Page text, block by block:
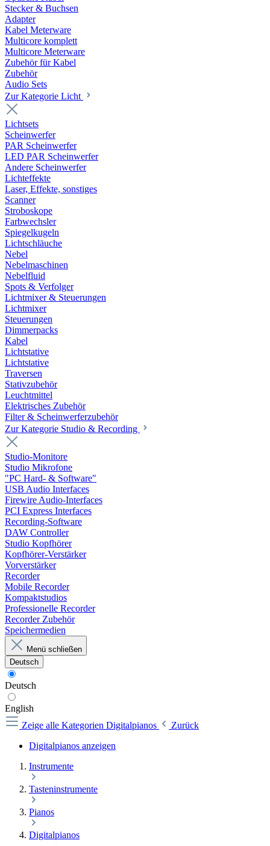
Stecker & Buchsen
Adapter
Kabel Meterware
Multicore komplett
Multicore Meterware
Zubehör für Kabel
Zubehör
Audio Sets
Zur Kategorie Licht
Lichtsets
Scheinwerfer
PAR Scheinwerfer
LED PAR Scheinwerfer
Andere Scheinwerfer
Lichteffekte
Laser, Effekte, sonstiges
Scanner
Stroboskope
Farbwechsler
Spiegelkugeln
Lichtschläuche
Nebel
Nebelmaschinen
Nebelfluid
Spots & Verfolger
Lichtmixer & Steuerungen
Lichtmixer
Steuerungen
Dimmerpacks
Kabel
Lichtstative
Lichtstative
Traversen
Stativzubehör
Leuchtmittel
Elektrisches Zubehör
Filter & Scheinwerferzubehör
Zur Kategorie Studio & Recording
Studio-Monitore
Studio Mikrofone
"PC Hard- & Software"
USB Audio Interfaces
Firewire Audio-Interfaces
PCI Express Interfaces
Recording-Software
DAW Controller
Studio Kopfhörer
Kopfhörer-Verstärker
Vorverstärker
Recorder
Mobile Recorder
Kompaktstudios
Professionelle Recorder
Recorder Zubehör
Speichermedien
Menü schließen
Deutsch
Deutsch
English
Zeige alle Kategorien Digitalpianos
Zurück
Digitalpianos anzeigen
Instrumente
Tasteninstrumente
Pianos
Digitalpianos